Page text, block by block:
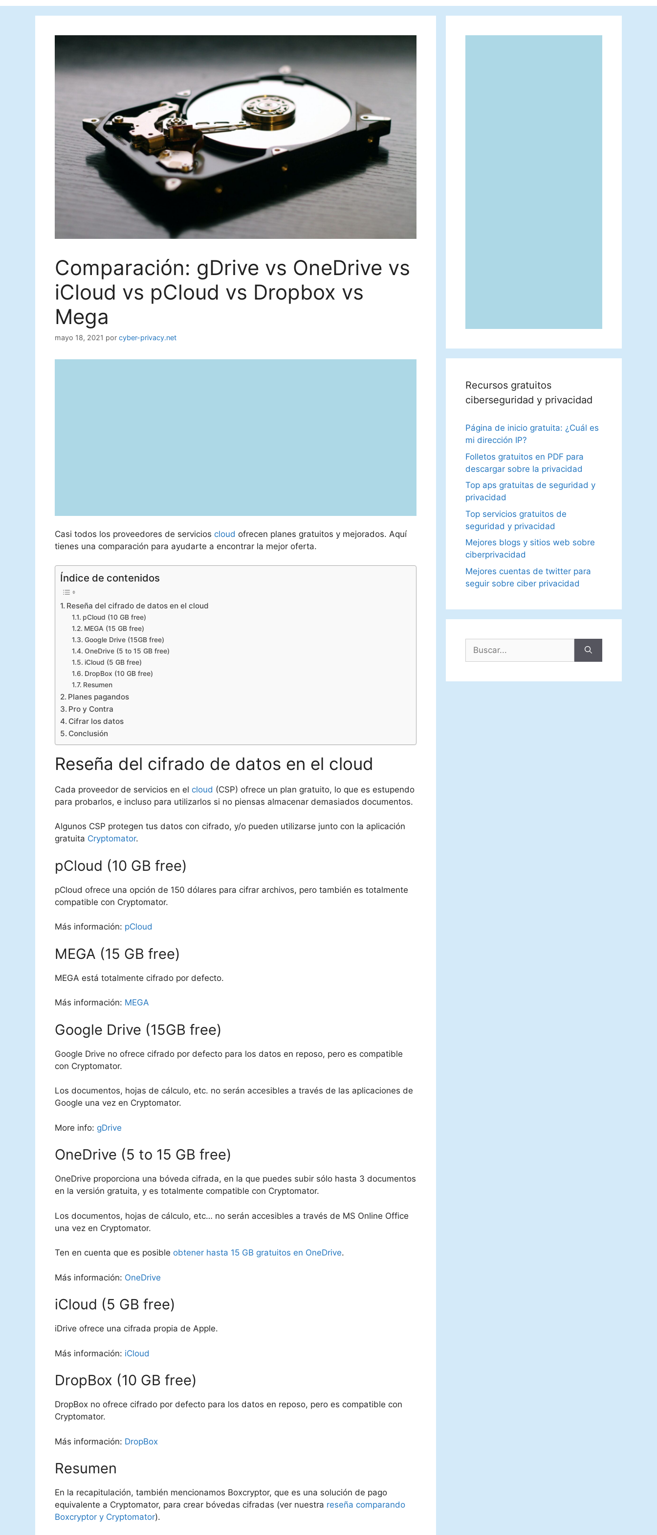
Comparación: gDrive vs OneDrive vs
iCloud vs pCloud vs Dropbox vs
Mega
mayo 18, 2021 por cyber-privacy.net
Casi todos los proveedores de servicios cloud ofrecen planes gratuitos y mejorados. Aquí
tienes una comparación para ayudarte a encontrar la mejor oferta.
Índice de contenidos
Reseña del cifrado de datos en el cloud
pCloud (10 GB free)
MEGA (15 GB free)
Google Drive (15GB free)
OneDrive (5 to 15 GB free)
iCloud (5 GB free)
DropBox (10 GB free)
Resumen
Planes pagandos
Pro y Contra
Cifrar los datos
Conclusión
Reseña del cifrado de datos en el cloud
Cada proveedor de servicios en el cloud (CSP) ofrece un plan gratuito, lo que es estupendo
para probarlos, e incluso para utilizarlos si no piensas almacenar demasiados documentos.
Algunos CSP protegen tus datos con cifrado, y/o pueden utilizarse junto con la aplicación
gratuita Cryptomator.
pCloud (10 GB free)
pCloud ofrece una opción de 150 dólares para cifrar archivos, pero también es totalmente
compatible con Cryptomator.
Más información: pCloud
MEGA (15 GB free)
MEGA está totalmente cifrado por defecto.
Más información: MEGA
Google Drive (15GB free)
Google Drive no ofrece cifrado por defecto para los datos en reposo, pero es compatible
con Cryptomator.
Los documentos, hojas de cálculo, etc. no serán accesibles a través de las aplicaciones de
Google una vez en Cryptomator.
More info: gDrive
OneDrive (5 to 15 GB free)
OneDrive proporciona una bóveda cifrada, en la que puedes subir sólo hasta 3 documentos
en la versión gratuita, y es totalmente compatible con Cryptomator.
Los documentos, hojas de cálculo, etc… no serán accesibles a través de MS Online Office
una vez en Cryptomator.
Ten en cuenta que es posible obtener hasta 15 GB gratuitos en OneDrive.
Más información: OneDrive
iCloud (5 GB free)
iDrive ofrece una cifrada propia de Apple.
Más información: iCloud
DropBox (10 GB free)
DropBox no ofrece cifrado por defecto para los datos en reposo, pero es compatible con
Cryptomator.
Más información: DropBox
Resumen
En la recapitulación, también mencionamos Boxcryptor, que es una solución de pago
equivalente a Cryptomator, para crear bóvedas cifradas (ver nuestra reseña comparando
Boxcryptor y Cryptomator).
Recursos gratuitos
ciberseguridad y privacidad
Página de inicio gratuita: ¿Cuál es
mi dirección IP?
Folletos gratuitos en PDF para
descargar sobre la privacidad
Top aps gratuitas de seguridad y
privacidad
Top servicios gratuitos de
seguridad y privacidad
Mejores blogs y sitios web sobre
ciberprivacidad
Mejores cuentas de twitter para
seguir sobre ciber privacidad